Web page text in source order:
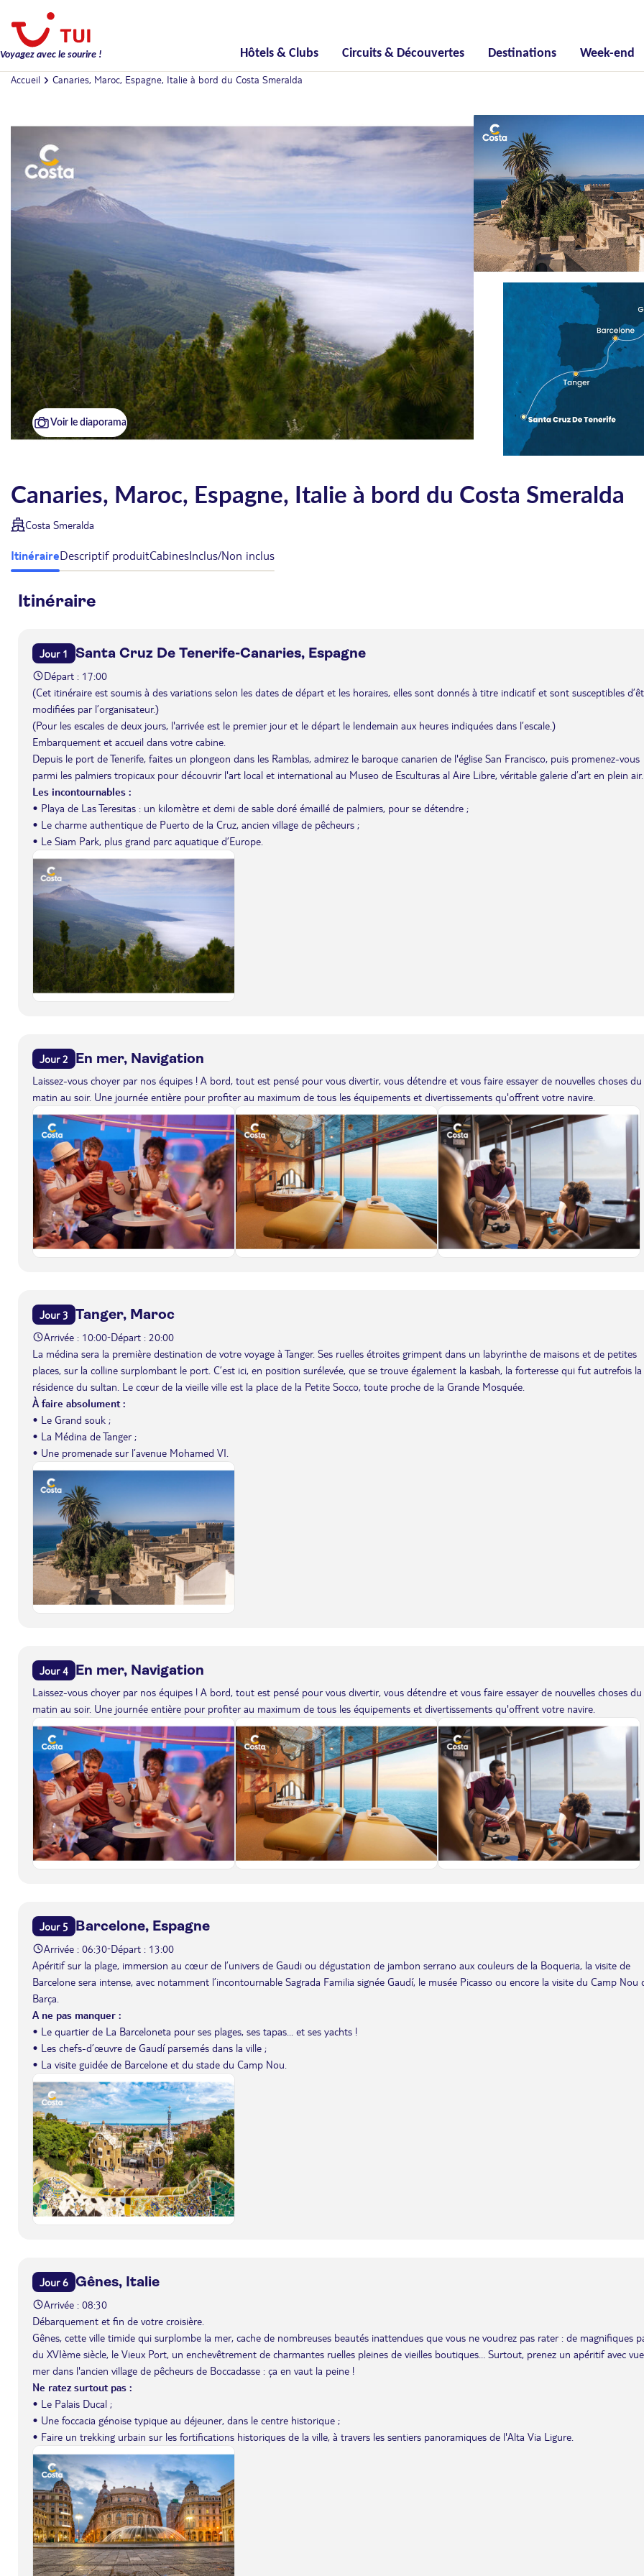
Voyagez avec le sourire ! Hôtels & Clubs Circuits & Découvertes Destinations Week-end
Accueil Canaries, Maroc, Espagne, Italie à bord du Costa Smeralda
Voir le diaporama
Canaries, Maroc, Espagne, Italie à bord du Costa Smeralda
Costa Smeralda
ItinéraireDescriptif produitCabinesInclus/Non inclus
Itinéraire
Jour 1 Santa Cruz De Tenerife-Canaries, Espagne
Départ : 17:00
(Cet itinéraire est soumis à des variations selon les dates de départ et les horaires, elles sont donnés à titre indicatif et sont susceptibles
modifiées par l’organisateur.)
(Pour les escales de deux jours, l'arrivée est le premier jour et le départ le lendemain aux heures indiquées dans l’escale.)
Embarquement et accueil dans votre cabine.
Depuis le port de Tenerife, faites un plongeon dans les Ramblas, admirez le baroque canarien de l'église San Francisco, puis promenez-vous
parmi les palmiers tropicaux pour découvrir l'art local et international au Museo de Esculturas al Aire Libre, véritable galerie d’art en plein air.
Les incontournables :
• Playa de Las Teresitas : un kilomètre et demi de sable doré émaillé de palmiers, pour se détendre ;
• Le charme authentique de Puerto de la Cruz, ancien village de pêcheurs ;
• Le Siam Park, plus grand parc aquatique d’Europe.
Jour 2 En mer, Navigation
Laissez-vous choyer par nos équipes ! A bord, tout est pensé pour vous divertir, vous détendre et vous faire essayer de nouvelles choses du
matin au soir. Une journée entière pour profiter au maximum de tous les équipements et divertissements qu'offrent votre navire.
Jour 3 Tanger, Maroc
Arrivée : 10:00-Départ : 20:00
La médina sera la première destination de votre voyage à Tanger. Ses ruelles étroites grimpent dans un labyrinthe de maisons et de petites
places, sur la colline surplombant le port. C’est ici, en position surélevée, que se trouve également la kasbah, la forteresse qui fut autrefois la
résidence du sultan. Le cœur de la vieille ville est la place de la Petite Socco, toute proche de la Grande Mosquée.
À faire absolument :
• Le Grand souk ;
• La Médina de Tanger ;
• Une promenade sur l’avenue Mohamed VI.
Jour 4 En mer, Navigation
Laissez-vous choyer par nos équipes ! A bord, tout est pensé pour vous divertir, vous détendre et vous faire essayer de nouvelles choses du
matin au soir. Une journée entière pour profiter au maximum de tous les équipements et divertissements qu'offrent votre navire.
Jour 5 Barcelone, Espagne
Arrivée : 06:30-Départ : 13:00
Apéritif sur la plage, immersion au cœur de l’univers de Gaudi ou dégustation de jambon serrano aux couleurs de la Boqueria, la visite de
Barcelone sera intense, avec notamment l’incontournable Sagrada Familia signée Gaudí, le musée Picasso ou encore la visite du Camp Nou
Barça.
A ne pas manquer :
• Le quartier de La Barceloneta pour ses plages, ses tapas... et ses yachts !
• Les chefs-d’œuvre de Gaudí parsemés dans la ville ;
• La visite guidée de Barcelone et du stade du Camp Nou.
Jour 6 Gênes, Italie
Arrivée : 08:30
Débarquement et fin de votre croisière.
Gênes, cette ville timide qui surplombe la mer, cache de nombreuses beautés inattendues que vous ne voudrez pas rater : de magnifiques
du XVIème siècle, le Vieux Port, un enchevêtrement de charmantes ruelles pleines de vieilles boutiques… Surtout, prenez un apéritif avec vue
mer dans l'ancien village de pêcheurs de Boccadasse : ça en vaut la peine !
Ne ratez surtout pas :
• Le Palais Ducal ;
• Une foccacia génoise typique au déjeuner, dans le centre historique ;
• Faire un trekking urbain sur les fortifications historiques de la ville, à travers les sentiers panoramiques de l'Alta Via Ligure.